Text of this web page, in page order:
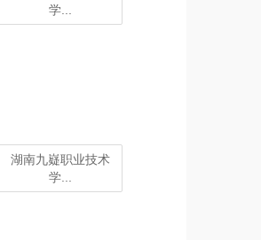
学...
湖南九嶷职业技术
学...